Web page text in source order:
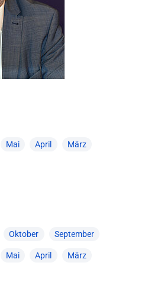
Mai April März
Oktober September
Mai April März